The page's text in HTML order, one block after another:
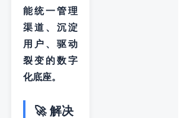
能统一管理
渠道、沉淀
用户、驱动
裂变的数字
化底座。
🚀 解决